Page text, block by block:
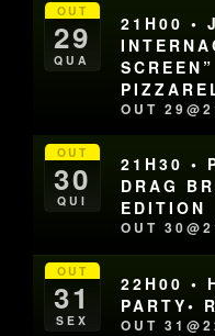
OUT
29
QUA
21H00 •
OUT
OUT
30
QUI
21H30 •
DRAG
EDITION
OUT
OUT
31
SEX
22H00 •
PARTY•
OUT